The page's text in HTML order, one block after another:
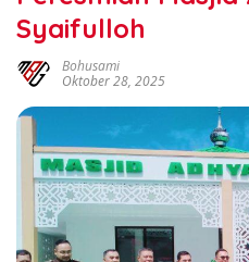
Syaifulloh
Bohusami
Oktober 28, 2025